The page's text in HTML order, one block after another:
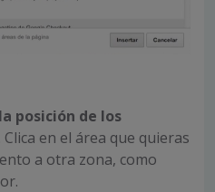
posición de los
en el área que quieras
a otra zona, como